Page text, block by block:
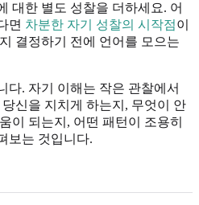
대한 별도 성찰을 더하세요. 어
면 차분한 자기 성찰의 시작점이
결정하기 전에 언어를 모으는
다. 자기 이해는 작은 관찰에서
신을 지치게 하는지, 무엇이 안
이 되는지, 어떤 패턴이 조용히
보는 것입니다.